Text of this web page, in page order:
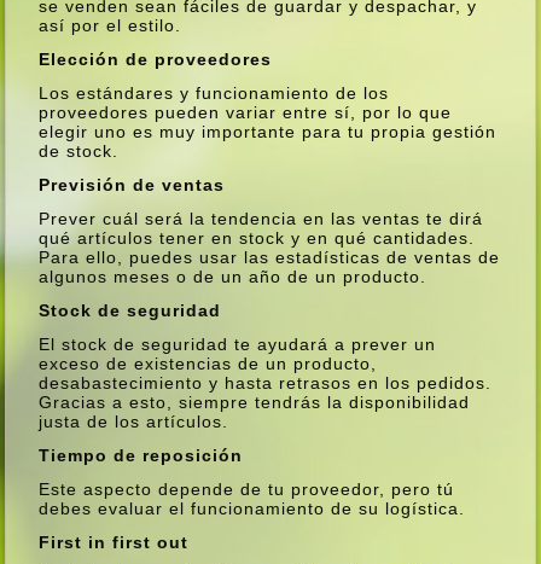
se venden sean fáciles de guardar y despachar, y
así­ por el estilo.
Elección de proveedores
Los estándares y funcionamiento de los
proveedores pueden variar entre sí­, por lo que
elegir uno es muy importante para tu propia gestión
de stock.
Previsión de ventas
Prever cuál será la tendencia en las ventas te dirá
qué artí­culos tener en stock y en qué cantidades.
Para ello, puedes usar las estadí­sticas de ventas de
algunos meses o de un año de un producto.
Stock de seguridad
El stock de seguridad te ayudará a prever un
exceso de existencias de un producto,
desabastecimiento y hasta retrasos en los pedidos.
Gracias a esto, siempre tendrás la disponibilidad
justa de los artí­culos.
Tiempo de reposición
Este aspecto depende de tu proveedor, pero tú
debes evaluar el funcionamiento de su logí­stica.
First in first out